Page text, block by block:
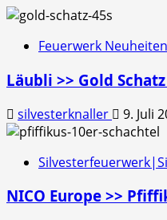
Feuerwerk Neuheiten
Läubli >> Gold
silvesterknaller 9. Juli
NICO Europe >>